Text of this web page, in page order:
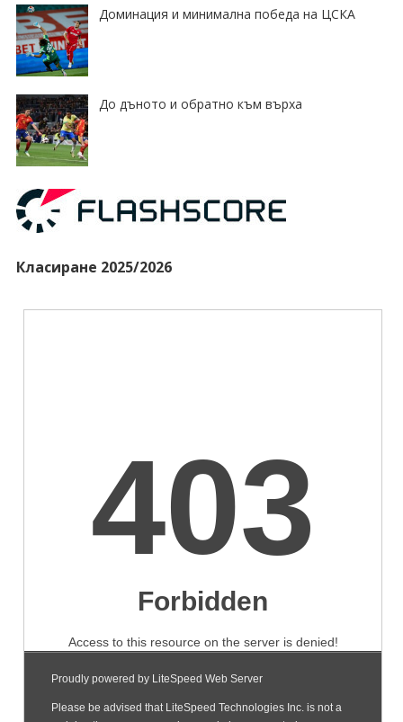
Доминация и минимална победа на ЦСКА
До дъното и обратно към върха
Класиране 2025/2026